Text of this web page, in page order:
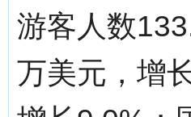
游客人数
万美元，增